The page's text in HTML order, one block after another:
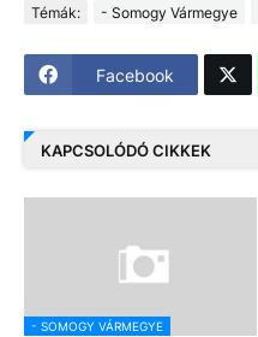
Témák: - Somogy Vármegye
Facebook
KAPCSOLÓDÓ CIKKEK
- SOMOGY VÁRMEGYE